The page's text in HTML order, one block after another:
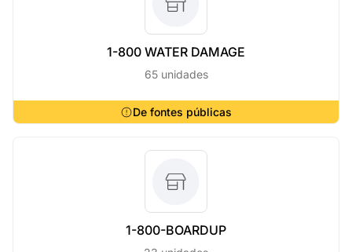
1-800 WATER DAMAGE
65 unidades
De fontes públicas
1-800-BOARDUP